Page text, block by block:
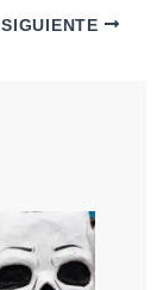
SIGUIENTE